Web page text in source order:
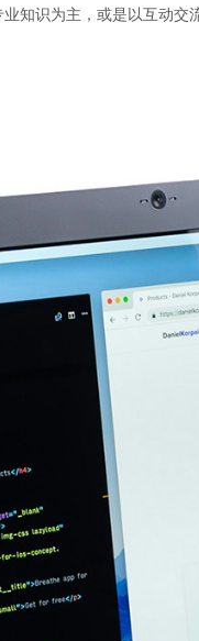
知识为主，或是以互动交